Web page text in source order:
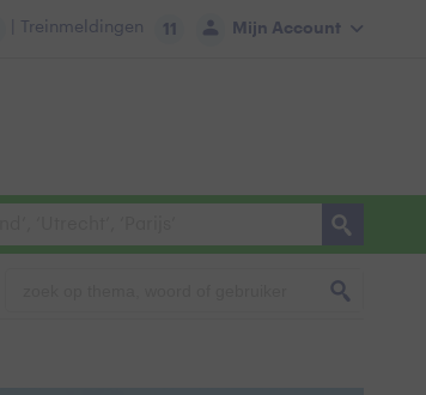
Mijn Account
| Treinmeldingen 11